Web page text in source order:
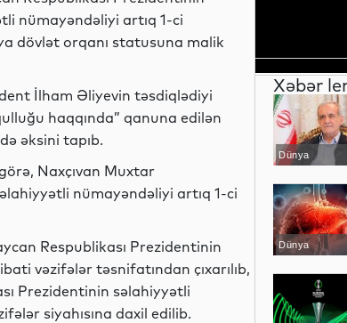
nümayəndəliyi artıq 1-ci
dövlət orqanı statusuna malik
İlham Əliyevin təsdiqlədiyi
haqqında” qanuna edilən
əksini tapıb.
Naxçıvan Muxtar
nümayəndəliyi artıq 1-ci
Respublikası Prezidentinin
vəzifələr təsnifatından çıxarılıb,
Prezidentinin səlahiyyətli
siyahısına daxil edilib.
Xəbər
Dünya
Dünya